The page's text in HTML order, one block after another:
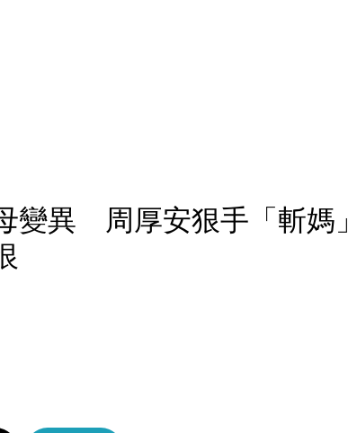
變異 周厚安狠手「斬媽」